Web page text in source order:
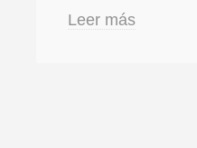
Leer más